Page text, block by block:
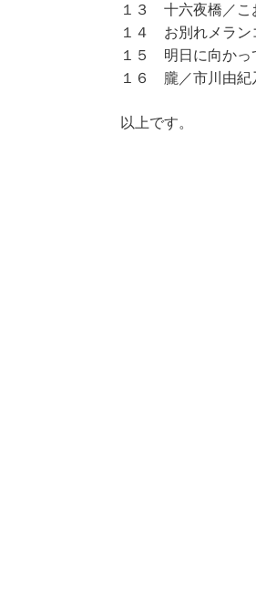
１３ 十六夜橋／こ
１４ お別れメラン
１５ 明日に向かっ
１６ 朧／市川由紀
以上です。